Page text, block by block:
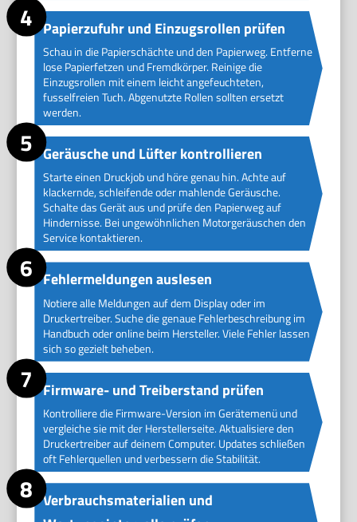
Papierzufuhr und Einzugsrollen prüfen
Schau in die Papierschächte und den Papierweg. Entferne
lose Papierfetzen und Fremdkörper. Reinige die
Einzugsrollen mit einem leicht angefeuchteten,
fusselfreien Tuch. Abgenutzte Rollen sollten ersetzt
werden.
Geräusche und Lüfter kontrollieren
Starte einen Druckjob und höre genau hin. Achte auf
klackernde, schleifende oder mahlende Geräusche.
Schalte das Gerät aus und prüfe den Papierweg auf
Hindernisse. Bei ungewöhnlichen Motorgeräuschen den
Service kontaktieren.
Fehlermeldungen auslesen
Notiere alle Meldungen auf dem Display oder im
Druckertreiber. Suche die genaue Fehlerbeschreibung im
Handbuch oder online beim Hersteller. Viele Fehler lassen
sich so gezielt beheben.
Firmware- und Treiberstand prüfen
Kontrolliere die Firmware-Version im Gerätemenü und
vergleiche sie mit der Herstellerseite. Aktualisiere den
Druckertreiber auf deinem Computer. Updates schließen
oft Fehlerquellen und verbessern die Stabilität.
Verbrauchsmaterialien und